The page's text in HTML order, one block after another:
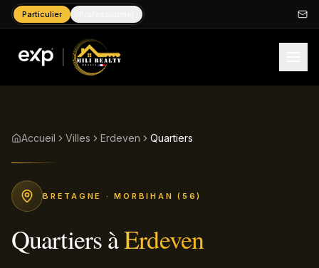
Particulier
Accueil Villes Erdeven Quartiers
BRETAGNE · MORBIHAN (56)
QuartiersàErdeven